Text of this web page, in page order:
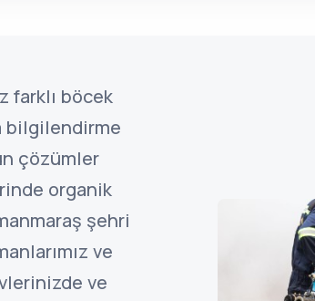
farklı böcek
bilgilendirme
çözümler
organik
şehri
ve
ve